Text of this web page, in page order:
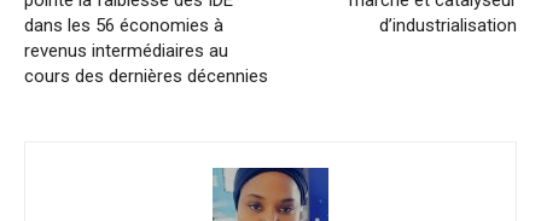
dans les 56 économies à
revenus intermédiaires au
cours des dernières décennies
d’industrialisation